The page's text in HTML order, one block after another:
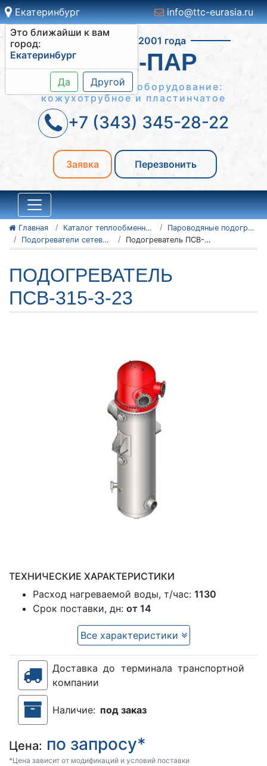
Екатеринбург
Это ближайши к вам
город:
Екатеринбург
Да Другой
info@ttc-eurasia.ru
Работаем с 2001 года
ВОДА-ПАР
Теплообменное оборудование:
кожухотрубное и пластинчатое
+7 (343) 345-28-22
Заявка Перезвонить
Главная Каталог теплообменного оборудования
Пароводяные подогреватели
Подогреватели сетевой воды ПСВ
Подогреватель ПСВ-315-3-23
ПОДОГРЕВАТЕЛЬ
ПСВ-315-3-23
ТЕХНИЧЕСКИЕ ХАРАКТЕРИСТИКИ
Расход нагреваемой воды, т/час: 1130
Срок поставки, дн: от 14
Все характеристики
Доставка до терминала транспортной
компании
Наличие: под заказ
Цена: по запросу*
*Цена зависит от модификаций и условий поставки